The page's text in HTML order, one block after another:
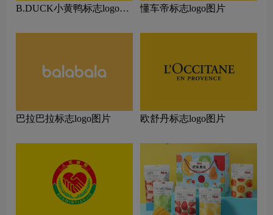
B.DUCK小黄鸭标志logo图
懂车帝标志logo图片
巴拉巴拉标志logo图片 欧舒丹标志logo图片